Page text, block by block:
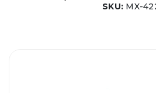
SKU: MX-